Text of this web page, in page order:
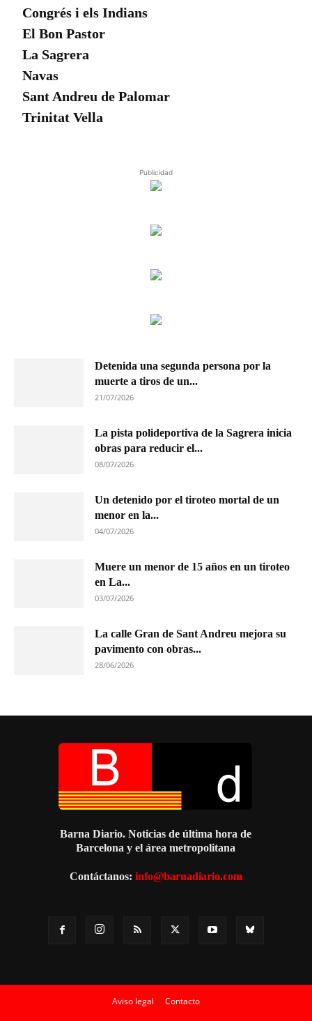
Congrés i els Indians
El Bon Pastor
La Sagrera
Navas
Sant Andreu de Palomar
Trinitat Vella
Publicidad
Detenida una segunda persona por la
muerte a tiros de un...
21/07/2026
La pista polideportiva de la Sagrera inicia
obras para reducir el...
08/07/2026
Un detenido por el tiroteo mortal de un
menor en la...
04/07/2026
Muere un menor de 15 años en un tiroteo
en La...
03/07/2026
La calle Gran de Sant Andreu mejora su
pavimento con obras...
28/06/2026
Barna Diario. Noticias de última hora de
Barcelona y el área metropolitana
Contáctanos: info@barnadiario.com
Aviso legal Contacto